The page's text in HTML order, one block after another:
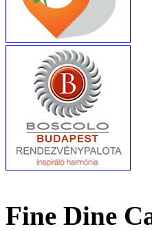
Fine Dine